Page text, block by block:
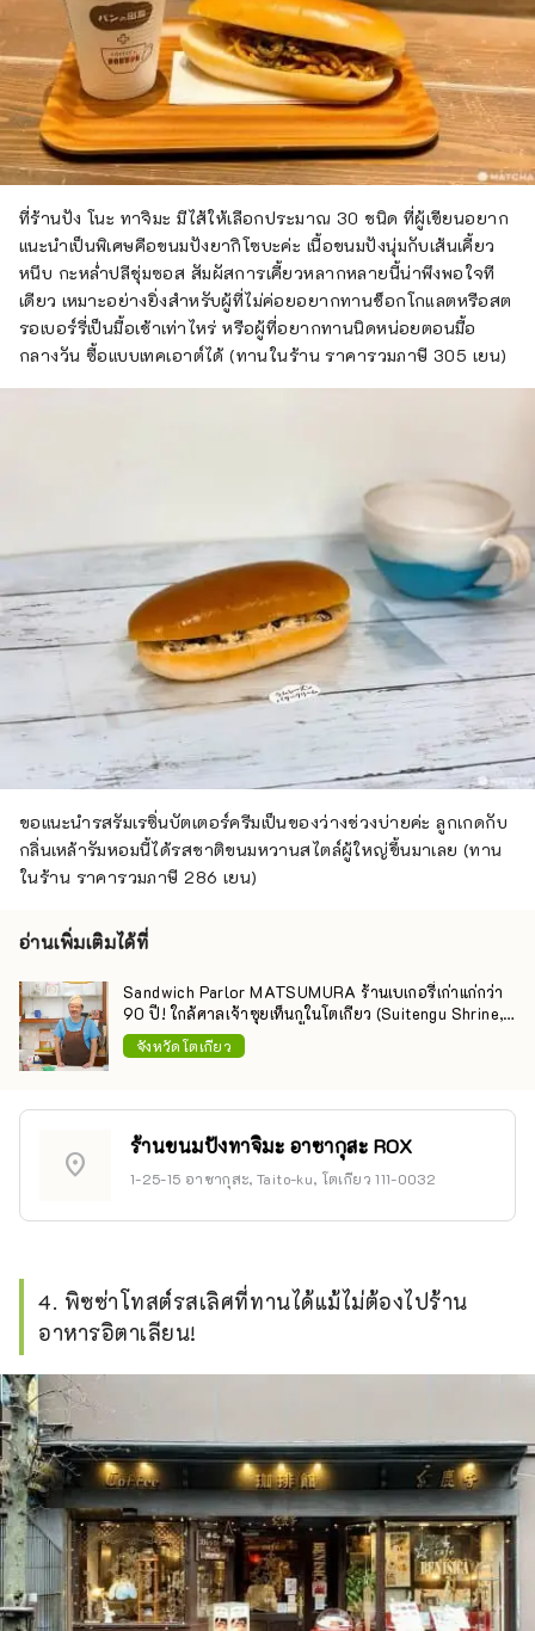
ที่ร้านปัง โนะ ทาจิมะ มีไส้ให้เลือกประมาณ 30 ชนิด ที่ผู้เขียนอยาก
แนะนำเป็นพิเศษคือขนมปังยากิโซบะค่ะ เนื้อขนมปังนุ่มกับเส้นเคี้ยว
หนึบ กะหล่ำปลีชุ่มซอส สัมผัสการเคี้ยวหลากหลายนี้น่าพึงพอใจที
เดียว เหมาะอย่างยิ่งสำหรับผู้ที่ไม่ค่อยอยากทานช็อกโกแลตหรือสต
รอเบอร์รี่เป็นมื้อเช้าเท่าไหร่ หรือผู้ที่อยากทานนิดหน่อยตอนมื้อ
กลางวัน ซื้อแบบเทคเอาต์ได้ (ทานในร้าน ราคารวมภาษี 305 เยน)
ขอแนะนำรสรัมเรซิ่นบัตเตอร์ครีมเป็นของว่างช่วงบ่ายค่ะ ลูกเกดกับ
กลิ่นเหล้ารัมหอมนี้ได้รสชาติขนมหวานสไตล์ผู้ใหญ่ขึ้นมาเลย (ทาน
ในร้าน ราคารวมภาษี 286 เยน)
อ่านเพิ่มเติมได้ที่
Sandwich Parlor MATSUMURA ร้านเบเกอรี่เก่าแก่กว่า
90 ปี! ใกล้ศาลเจ้าซุยเท็นกูในโตเกียว (Suitengu Shrine,
Tokyo)
จังหวัดโตเกียว
location_on
ร้านขนมปังทาจิมะ อาซากุสะ ROX
1-25-15 อาซากุสะ, Taito-ku, โตเกียว 111-0032
4. พิซซ่าโทสต์รสเลิศที่ทานได้แม้ไม่ต้องไปร้าน
อาหารอิตาเลียน!